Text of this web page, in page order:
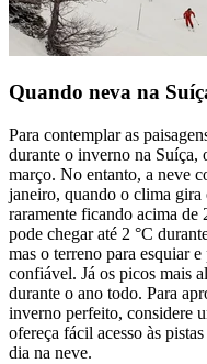
Quando neva na
Para contemplar as
durante o inverno na Suíça,
março. No entanto, a neve
janeiro, quando o clima gira
raramente ficando acima de
pode chegar até 2 °C
mas o terreno para esquiar
confiável. Já os picos mais
durante o ano todo. Para
inverno perfeito, considere
ofereça fácil acesso às
dia na neve.